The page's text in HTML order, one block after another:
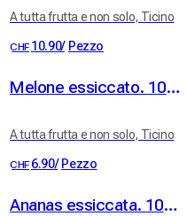
A tutta frutta e non solo, Ticino
CHF 10.90/ Pezzo
Melone essiccato. 100% frutta
A tutta frutta e non solo, Ticino
CHF 6.90/ Pezzo
Ananas essiccata. 100% frutta